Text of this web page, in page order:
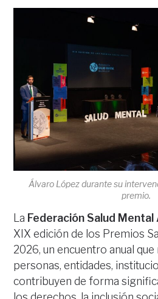
Álvaro López durante su
premio.
La Federación Salud Mental
XIX edición de los Premios
2026, un encuentro anual
personas, entidades,
contribuyen de forma